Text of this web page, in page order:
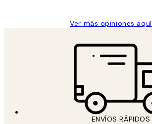
Ver más opiniones aquí
ENVÍOS RÁPIDOS